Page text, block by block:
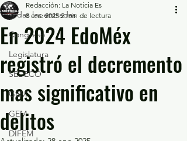
Todas las entradas
Congreso
Legislatura
SEDECO
GEM
GEM
DIFEM
En 2024 EdoMéx
registró el decremento
mas significativo en
delitos
Redacción: La Noticia Es
8 ene 2025 2 min de lectura